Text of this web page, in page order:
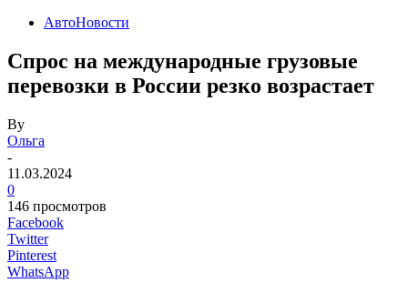
АвтоНовости
Спрос на международные грузовые
перевозки в России резко возрастает
By
Ольга
-
11.03.2024
0
146 просмотров
Facebook
Twitter
Pinterest
WhatsApp